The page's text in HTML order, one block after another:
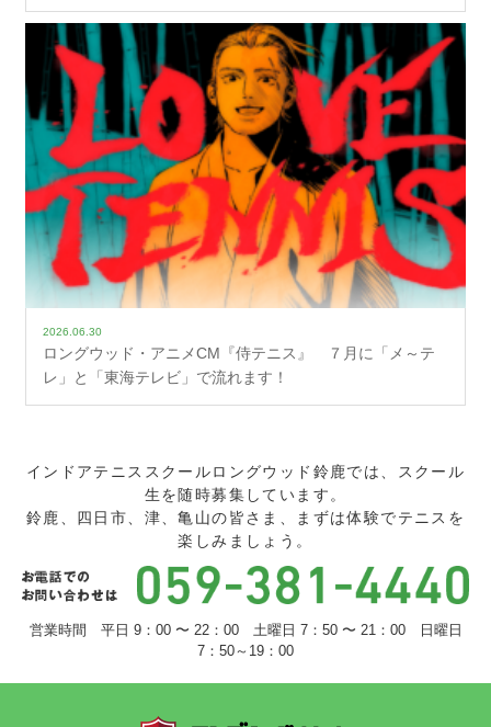
2026.06.30
ロングウッド・アニメCM『侍テニス』 ７月に「メ～テ
レ」と「東海テレビ」で流れます！
インドアテニススクールロングウッド鈴鹿では、スクール
生を随時募集しています。
鈴鹿、四日市、津、亀山の皆さま、まずは体験でテニスを
楽しみましょう。
営業時間 平日 9：00 〜 22：00 土曜日 7：50 〜 21：00 日曜日
7：50～19：00